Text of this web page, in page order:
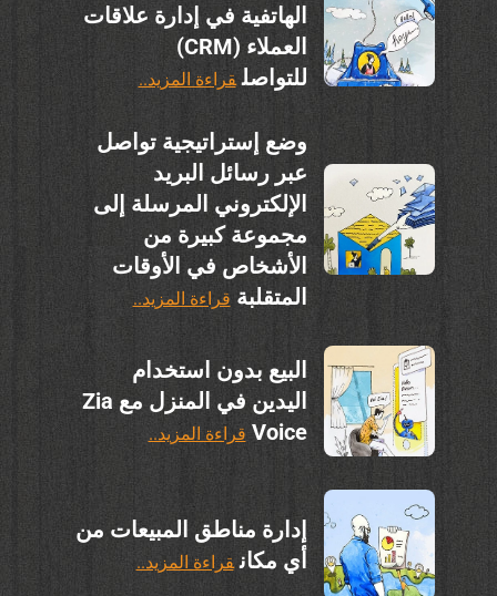
الهاتفية في إدارة علاقات
العملاء (CRM)
للتواصل قراءة المزيد..
وضع إستراتيجية تواصل
عبر رسائل البريد
الإلكتروني المرسلة إلى
مجموعة كبيرة من
الأشخاص في الأوقات
المتقلبة قراءة المزيد..
البيع بدون استخدام
اليدين في المنزل مع Zia
Voice قراءة المزيد..
إدارة مناطق المبيعات من
أي مكان قراءة المزيد..